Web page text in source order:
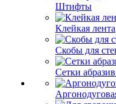
Штифты
Клейкая лента
Скобы для
Сетки